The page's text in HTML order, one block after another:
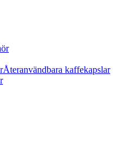
Återanvändbara kaffekapslar